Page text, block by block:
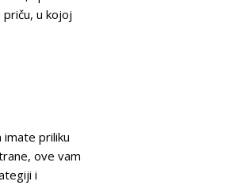
u kojoj
priliku
ove vam
i